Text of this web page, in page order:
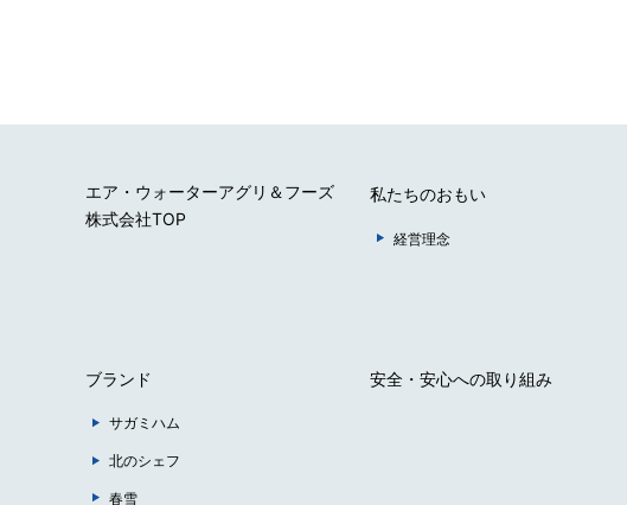
エア・ウォーターアグリ＆フーズ
株式会社TOP
私たちのおもい
経営理念
ブランド
サガミハム
北のシェフ
春雪
安全・安心への取り組み